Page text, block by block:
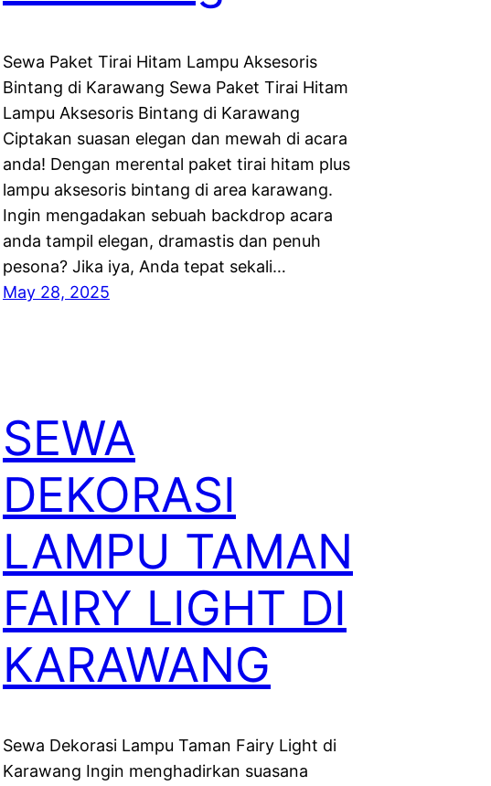
Sewa Paket Tirai Hitam Lampu Aksesoris
Bintang di Karawang Sewa Paket Tirai Hitam
Lampu Aksesoris Bintang di Karawang
Ciptakan suasan elegan dan mewah di acara
anda! Dengan merental paket tirai hitam plus
lampu aksesoris bintang di area karawang.
Ingin mengadakan sebuah backdrop acara
anda tampil elegan, dramastis dan penuh
pesona? Jika iya, Anda tepat sekali…
May 28, 2025
SEWA
DEKORASI
LAMPU TAMAN
FAIRY LIGHT DI
KARAWANG
Sewa Dekorasi Lampu Taman Fairy Light di
Karawang Ingin menghadirkan suasana